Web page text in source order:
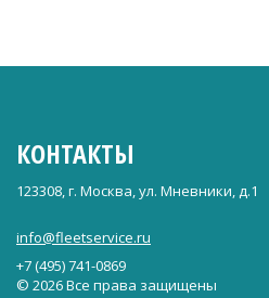
КОНТАКТЫ
123308, г. Москва, ул. Мневники, д.1
info@fleetservice.ru
+7 (495) 741-0869
© 2026 Все права защищены